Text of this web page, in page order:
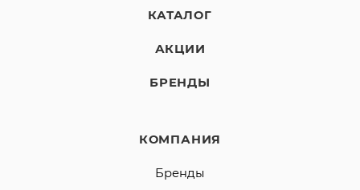
КАТАЛОГ
АКЦИИ
БРЕНДЫ
КОМПАНИЯ
Бренды